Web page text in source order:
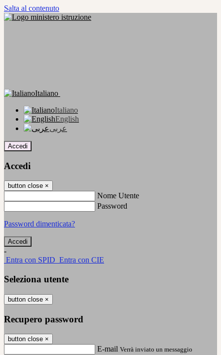
Salta al contenuto
Italiano
Italiano
English
عربى
Accedi
Accedi
button close ×
Nome Utente
Password
Password dimenticata?
-
Entra con SPID Entra con CIE
Seleziona utente
button close ×
Recupero password
button close ×
E-mail Verrà inviato un messaggio